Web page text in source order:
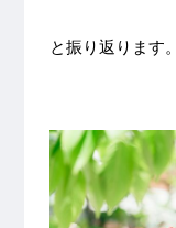
と振り返ります。